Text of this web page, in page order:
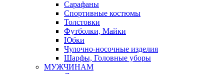
Сарафаны
Спортивные костюмы
Толстовки
Футболки, Майки
Юбки
Чулочно-носочные изделия
Шарфы, Головные уборы
МУЖЧИНАМ